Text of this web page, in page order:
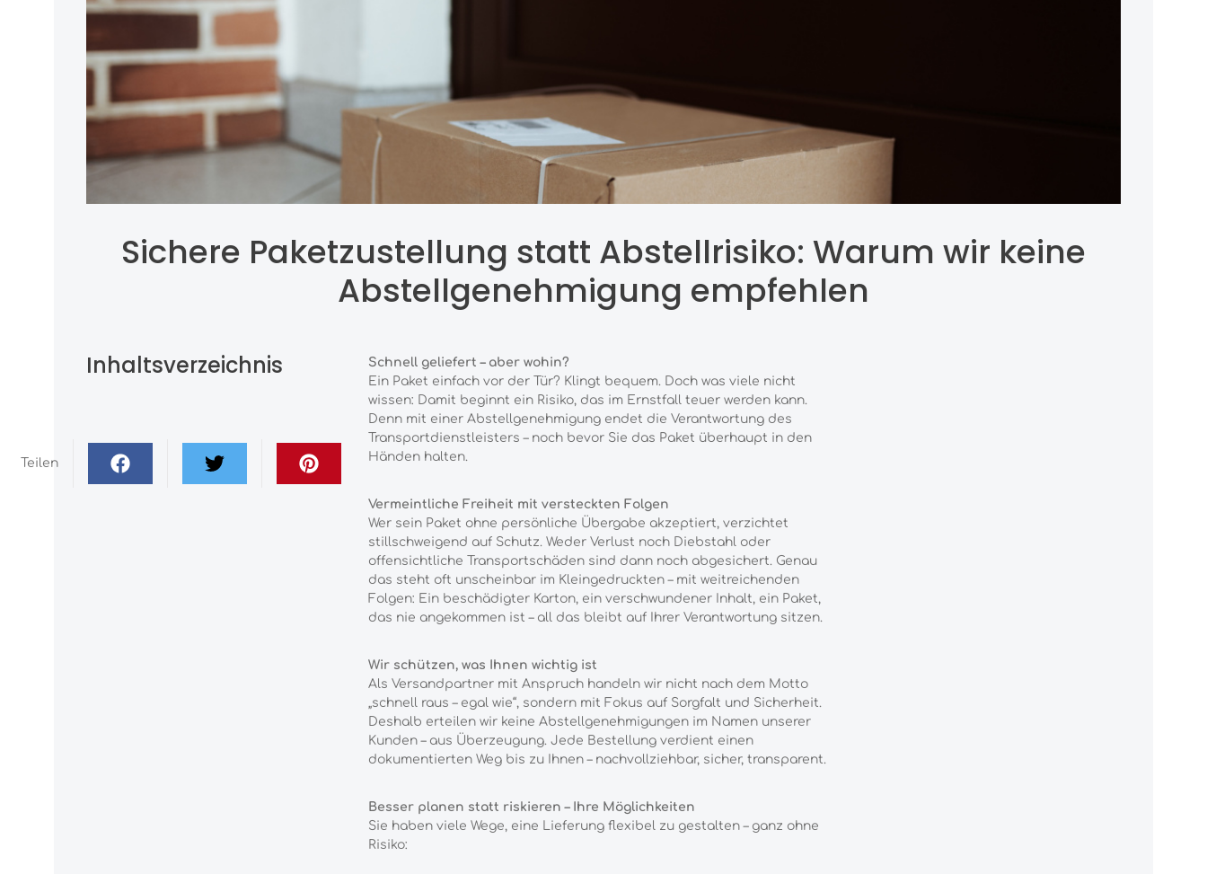
Sichere Paketzustellung statt Abstellrisiko: Warum wir keine
Abstellgenehmigung empfehlen
Inhaltsverzeichnis
Teilen
Schnell geliefert – aber wohin?
Ein Paket einfach vor der Tür? Klingt bequem. Doch was viele nicht
wissen: Damit beginnt ein Risiko, das im Ernstfall teuer werden kann.
Denn mit einer Abstellgenehmigung endet die Verantwortung des
Transportdienstleisters – noch bevor Sie das Paket überhaupt in den
Händen halten.
Vermeintliche Freiheit mit versteckten Folgen
Wer sein Paket ohne persönliche Übergabe akzeptiert, verzichtet
stillschweigend auf Schutz. Weder Verlust noch Diebstahl oder
offensichtliche Transportschäden sind dann noch abgesichert. Genau
das steht oft unscheinbar im Kleingedruckten – mit weitreichenden
Folgen: Ein beschädigter Karton, ein verschwundener Inhalt, ein Paket,
das nie angekommen ist – all das bleibt auf Ihrer Verantwortung sitzen.
Wir schützen, was Ihnen wichtig ist
Als Versandpartner mit Anspruch handeln wir nicht nach dem Motto
„schnell raus – egal wie“, sondern mit Fokus auf Sorgfalt und Sicherheit.
Deshalb erteilen wir keine Abstellgenehmigungen im Namen unserer
Kunden – aus Überzeugung. Jede Bestellung verdient einen
dokumentierten Weg bis zu Ihnen – nachvollziehbar, sicher, transparent.
Besser planen statt riskieren – Ihre Möglichkeiten
Sie haben viele Wege, eine Lieferung flexibel zu gestalten – ganz ohne
Risiko: